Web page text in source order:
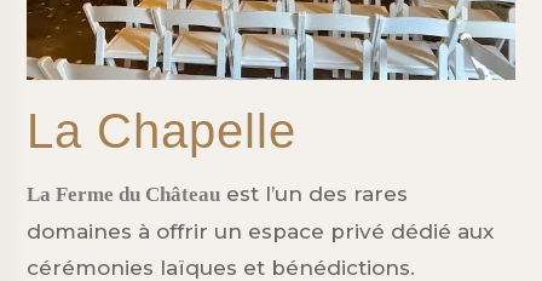
La Chapelle
La Ferme du Château est l’un des rares
domaines à offrir un espace privé dédié aux
cérémonies laïques et bénédictions.